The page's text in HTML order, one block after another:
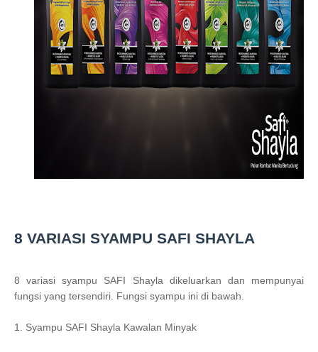
8 VARIASI SYAMPU SAFI SHAYLA
8 variasi syampu SAFI Shayla dikeluarkan dan mempunyai
fungsi yang tersendiri. Fungsi syampu ini di bawah.
1. Syampu SAFI Shayla Kawalan Minyak